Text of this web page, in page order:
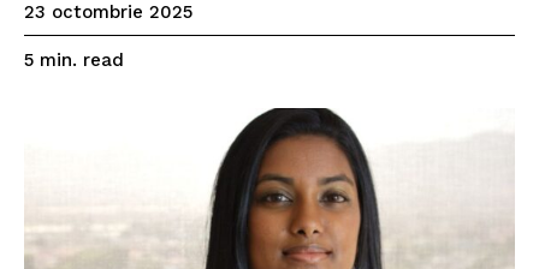
23 octombrie 2025
5 min. read